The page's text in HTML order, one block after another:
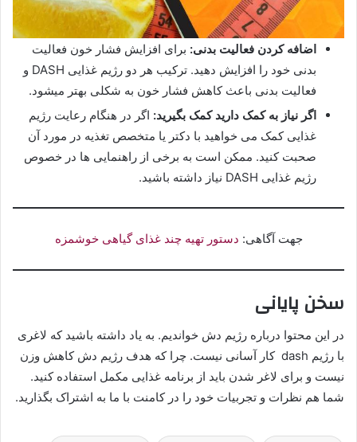
اضافه کردن فعالیت بدنی: برای افزایش فشار خون فعالیت
بدنی خود را افزایش دهید. ترکیب هر دو رژیم غذایی DASH و
فعالیت بدنی باعث کاهش فشار خون به شکلی بهتر میشود.
اگر نیاز به کمک دارید کمک بگیرید: اگر در هنگام رعایت رژیم
غذایی کمک می خواهید با دکتر یا متخصص تغذیه در مورد آن
صحبت کنید. ممکن است به برخی از راهنمایی ها در خصوص
رژیم غذایی DASH نیاز داشته باشید.
جهت آگاهی: دستور تهیه چند غذای گیاهی خوشمزه
سخن پایانی
در این محتوا درباره رژیم دش خواندیم. به یاد داشته باشید که لاغری
با رژیم dash کار آسانی نیست. چرا که هدف رژیم دش کاهش وزن
نیست و برای لاغر شدن باید از برنامه غذایی مکمل استفاده کنید.
شما هم نظرات و تجربیات خود را در کامنت با ما به اشتراک بگذارید.